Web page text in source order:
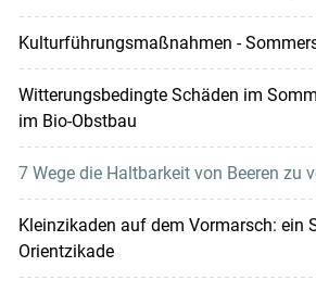
Kulturführungsmaßnahmen -
Witterungsbedingte Schäden im
im Bio-Obstbau
7 Wege die Haltbarkeit von Beeren zu
Kleinzikaden auf dem Vormarsch: ein
Orientzikade